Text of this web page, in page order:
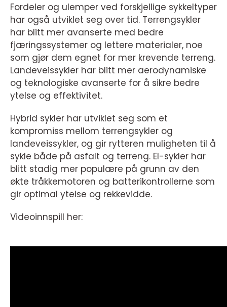
Fordeler og ulemper ved forskjellige sykkeltyper
har også utviklet seg over tid. Terrengsykler
har blitt mer avanserte med bedre
fjæringssystemer og lettere materialer, noe
som gjør dem egnet for mer krevende terreng.
Landeveissykler har blitt mer aerodynamiske
og teknologiske avanserte for å sikre bedre
ytelse og effektivitet.
Hybrid sykler har utviklet seg som et
kompromiss mellom terrengsykler og
landeveissykler, og gir rytteren muligheten til å
sykle både på asfalt og terreng. El-sykler har
blitt stadig mer populære på grunn av den
økte tråkkemotoren og batterikontrollerne som
gir optimal ytelse og rekkevidde.
Videoinnspill her: